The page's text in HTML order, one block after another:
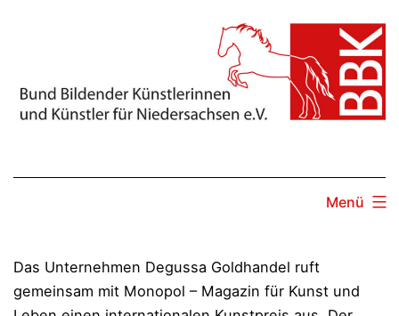
Menü
Das Unternehmen Degussa Goldhandel ruft
gemeinsam mit Monopol – Magazin für Kunst und